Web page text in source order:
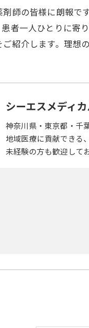
師の皆様に朗報
者一人ひとりに寄
紹介します。理想
シーエスメディ
神奈川県・東京都・千
地域医療に貢献できる
未経験の方も歓迎して